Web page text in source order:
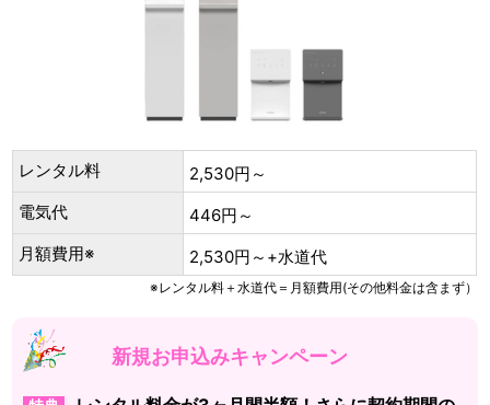
レンタル料
2,530円～
電気代
446円～
月額費用※
2,530円～+水道代
※レンタル料＋水道代＝月額費用(その他料金は含まず）
新規お申込みキャンペーン